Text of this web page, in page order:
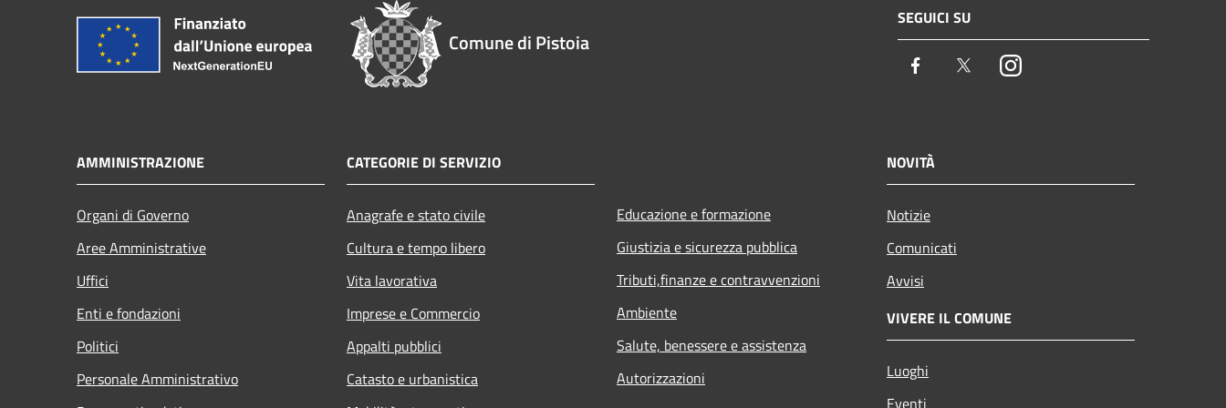
Comune di Pistoia
SEGUICI SU
Facebook TwitterInstagram
AMMINISTRAZIONE
Organi di Governo
Aree Amministrative
Uffici
Enti e fondazioni
Politici
Personale Amministrativo
CATEGORIE DI SERVIZIO
Anagrafe e stato civile
Cultura e tempo libero
Vita lavorativa
Imprese e Commercio
Appalti pubblici
Catasto e urbanistica
Educazione e formazione
Giustizia e sicurezza pubblica
Tributi,finanze e contravvenzioni
Ambiente
Salute, benessere e assistenza
Autorizzazioni
NOVITÀ
Notizie
Comunicati
Avvisi
VIVERE IL COMUNE
Luoghi
Eventi